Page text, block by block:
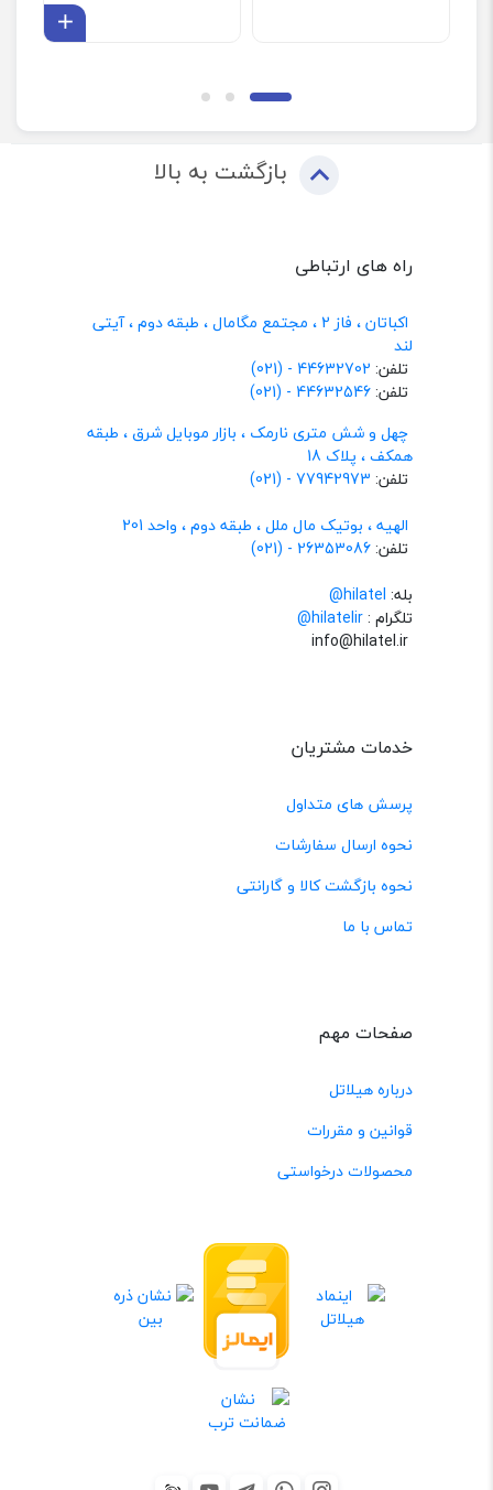
بازگشت به بالا
راه های ارتباطی
اکباتان ، فاز 2 ، مجتمع مگامال ، طبقه دوم ، آیتی
لند
تلفن: 44632702 - (021)
تلفن:44632546 - (021)
چهل و شش متری نارمک ، بازار موبایل شرق ، طبقه
همکف ، پلاک 18
تلفن: 77942973 - (021)
الهیه ، بوتیک مال ملل ، طبقه دوم ، واحد 201
تلفن:26353086 - (021)
بله: hilatel@
تلگرام :@hilatelir
خدمات مشتریان
پرسش های متداول
نحوه ارسال سفارشات
نحوه بازگشت کالا و گارانتی
تماس با ما
صفحات مهم
درباره هیلاتل
قوانین و مقررات
محصولات درخواستی